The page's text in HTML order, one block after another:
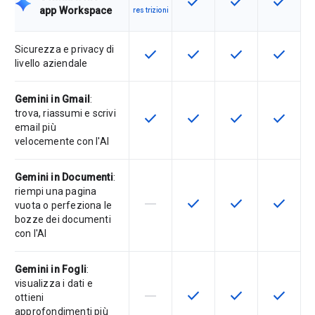
app Workspace
restrizioni
Sicurezza e privacy di
livello aziendale
Questa funzionalità è disponibile
check Questa funzionalità è
check Questa
check Questa
check
Gemini in Gmail :
trova, riassumi e scrivi
email più
velocemente con l'AI
Questa funzionalità è disponibile
check Questa funzionalità è
check Questa
check Questa
check
Gemini in Documenti:
riempi una pagina
vuota o perfeziona le
bozze dei documenti
con l'AI
La funzionalità non è supportata
horizontal_rule Questa funzionalità è
check Questa
check Questa
check
Gemini in Fogli:
visualizza i dati e
ottieni
approfondimenti più
La funzionalità non è supportata
horizontal_rule Questa funzionalità è
check Questa
check Questa
check